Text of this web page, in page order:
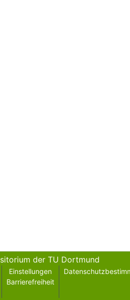
der TU Dortmund
Einstellungen
Barrierefreiheit